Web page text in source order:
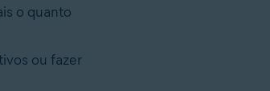
o quanto
ou fazer